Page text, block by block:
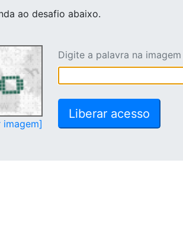
ao desafio abaixo.
Digite a palavra na